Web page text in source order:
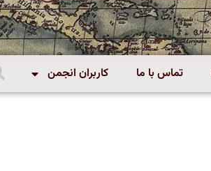
تماس با ما کاربران انجمن